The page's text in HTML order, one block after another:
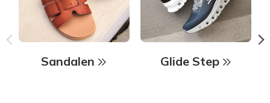
Sandalen Glide Step